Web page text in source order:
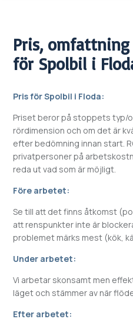
Pris,
för Spolbil i
Pris förSpolbil i Floda:
Priset beror på stoppets typ/
rördimension och om det är
efter bedömning innan start.
privatpersoner på
reda ut vad som är möjligt.
Före arbetet:
Se till att det finns åtkomst
att renspunkter inte är
problemet märks mest (kök,
Under arbetet:
Vi arbetar skonsamt men
läget och stämmer av när
Efter arbetet: